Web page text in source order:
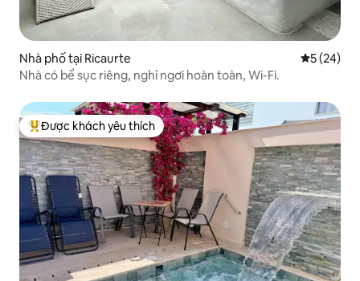
Nhà phố tại Ricaurte Xếp hạng
5 (24)
Nhà có bể sục riêng, nghỉ ngơi hoàn toàn, Wi-Fi.
Được khách yêu thích nhất
Được khách yêu thích